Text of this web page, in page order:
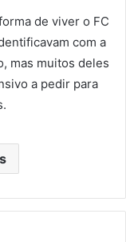
de viver o FC
com a
mas muitos deles
a pedir para